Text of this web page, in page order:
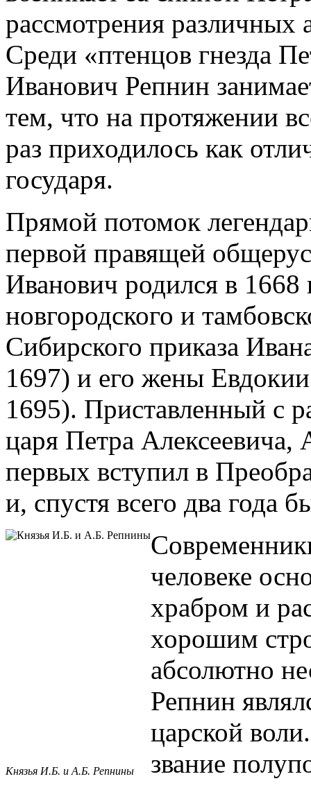
рассмотрения различных
Среди «птенцов гнезда
Иванович Репнин
тем, что на протяжении
раз приходилось как
государя.
Прямой потомок
первой правящей
Иванович родился в 1668
новгородского и
Сибирского приказа
1697) и его жены
1695). Приставленный с
царя Петра Алексеевича,
первых вступил в
и, спустя всего два года
Князья И.Б. и А.Б. Репнины
человеке
храбром и
хорошим
абсолютно
Репнин
царской
звание